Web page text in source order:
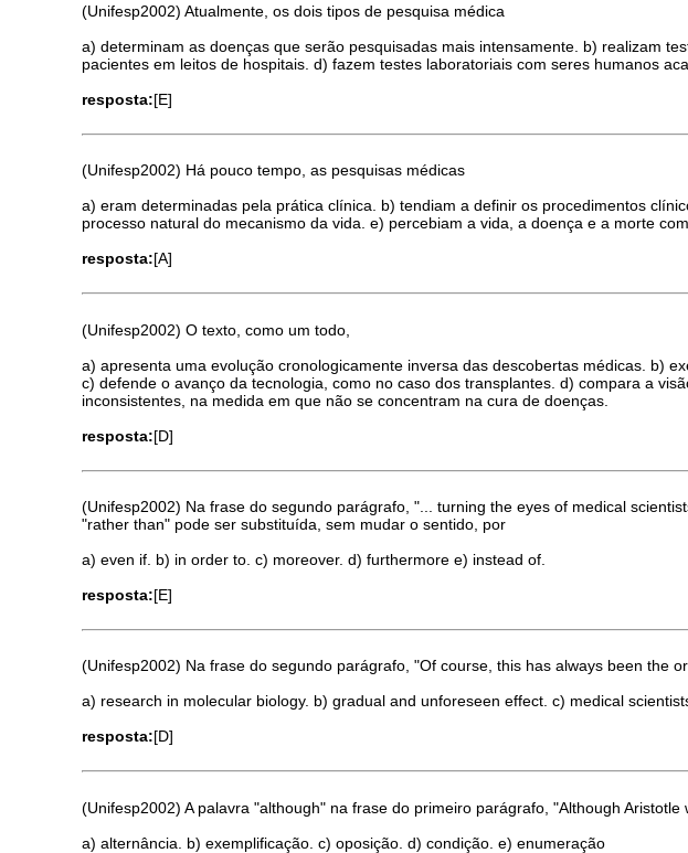
(Unifesp2002) Atualmente, os dois tipos de pesquisa médica
a) determinam as doenças que serão pesquisadas mais intensamente. b) realizam
pacientes em leitos de hospitais. d) fazem testes laboratoriais com seres humanos
resposta:[E]
(Unifesp2002) Há pouco tempo, as pesquisas médicas
a) eram determinadas pela prática clínica. b) tendiam a definir os procedimentos
processo natural do mecanismo da vida. e) percebiam a vida, a doença e a morte
resposta:[A]
(Unifesp2002) O texto, como um todo,
a) apresenta uma evolução cronologicamente inversa das descobertas médicas. b)
c) defende o avanço da tecnologia, como no caso dos transplantes. d) compara a
inconsistentes, na medida em que não se concentram na cura de doenças.
resposta:[D]
(Unifesp2002) Na frase do segundo parágrafo, "... turning the eyes of medical
"rather than" pode ser substituída, sem mudar o sentido, por
a) even if. b) in order to. c) moreover. d) furthermore e) instead of.
resposta:[E]
(Unifesp2002) Na frase do segundo parágrafo, "Of course, this has always been the
a) research in molecular biology. b) gradual and unforeseen effect. c) medical
resposta:[D]
(Unifesp2002) A palavra "although" na frase do primeiro parágrafo, "Although
a) alternância. b) exemplificação. c) oposição. d) condição. e) enumeração